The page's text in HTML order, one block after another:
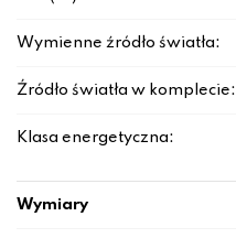
Wymienne źródło światła:
Źródło światła w komplecie:
Klasa energetyczna:
Wymiary